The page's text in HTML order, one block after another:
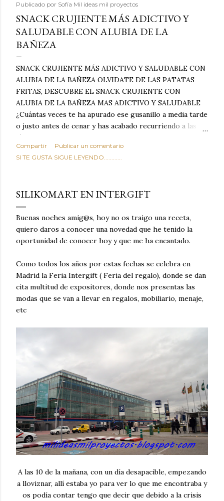
Publicado por Sofía Mil ideas mil proyectos
SNACK CRUJIENTE MÁS ADICTIVO Y
SALUDABLE CON ALUBIA DE LA
BAÑEZA
SNACK CRUJIENTE MÁS ADICTIVO Y SALUDABLE CON
ALUBIA DE LA BAÑEZA OLVIDATE DE LAS PATATAS
FRITAS, DESCUBRE EL SNACK CRUJIENTE CON
ALUBIA DE LA BAÑEZA MAS ADICTIVO Y SALUDABLE
¿Cuántas veces te ha apurado ese gusanillo a media tarde
o justo antes de cenar y has acabado recurriendo a las
típicas patatas de bolsa, frutos secos fritos o snacks
ultraprocesados llenos de grasas saturadas y sodio?
Todos hemos estado ahí. Sin embargo, cuidarse no tiene
satisface. Estas alubias crujientes al horno van a cambiar
por completo tu forma de ver las legumbres. Olvídate de
asociar las alubias únicamente a los guisos tradicionales y
copiosos de invierno. Con esta receta simple pero
revolucionaria, transformaremos un ingrediente tan
dorado, cargado de proteína y 100% natural. Es el
sustituto perfecto a los frutos se...
Compartir
Publicar un comentario
SI TE GUSTA SIGUE LEYENDO............
SILIKOMART EN INTERGIFT
Buenas noches amig@s, hoy no os traigo una receta,
quiero daros a conocer una novedad que he tenido la
oportunidad de conocer hoy y que me ha encantado.
Como todos los años por estas fechas se celebra en
Madrid la Feria Intergift ( Feria del regalo), donde se dan
cita multitud de expositores, donde nos presentas las
modas que se van a llevar en regalos, mobiliario, menaje,
etc
A las 10 de la mañana, con un día desapacible, empezando
a lloviznar, allí estaba yo para ver lo que me encontraba y
os podía contar tengo que decir que debido a la crisis